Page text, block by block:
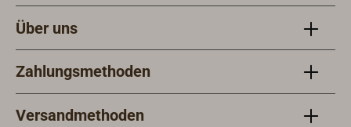
Über uns
Zahlungsmethoden
Versandmethoden